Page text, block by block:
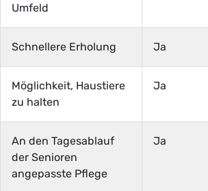
Umfeld
Schnellere Erholung Ja
Möglichkeit, Haustiere
zu halten
Ja
An den Tagesablauf
der Senioren
angepasste Pflege
Ja